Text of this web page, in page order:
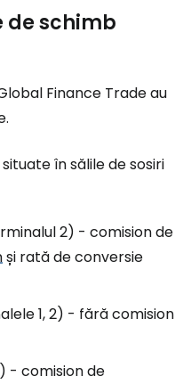
de schimb
Finance Trade au
în sălile de sosiri
2) - comision de
și rată de conversie
1, 2) - fără comision
- comision de